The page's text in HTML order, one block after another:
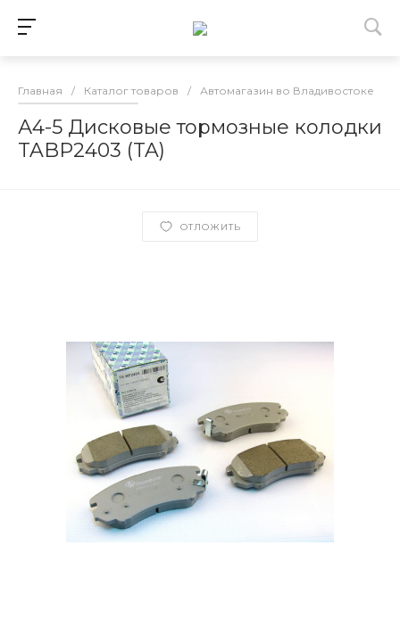
Главная / Каталог товаров / Автомагазин во Владивостоке
А4-5 Дисковые тормозные колодки
TABP2403 (TA)
ОТЛОЖИТЬ